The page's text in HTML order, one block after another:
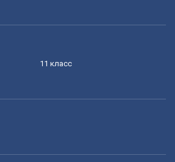
11 класс